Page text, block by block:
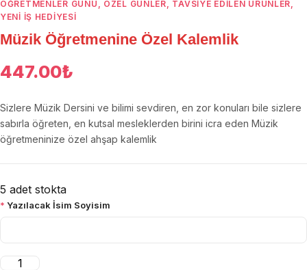
Öğrenci Motivasyon Hediyeleri
Yaka Rozeti
Farklı Hediyeler
ÖĞRETMENLER GÜNÜ , ÖZEL GÜNLER, TAVSİYE EDİLEN ÜRÜNLER,
YENI İŞ HEDIYESI
Müzik Öğretmenine Özel Kalemlik
447.00₺
Sizlere Müzik Dersini ve bilimi sevdiren, en zor konuları bile sizlere
sabırla öğreten, en kutsal mesleklerden birini icra eden Müzik
öğretmeninize özel ahşap kalemlik
5 adet stokta
* Yazılacak İsim Soyisim
Müzik